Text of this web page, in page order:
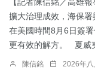
擴大治理成效，海保署
在美國時間8月6日簽
更有效的解方。 夏威
陳信銘 2026年八